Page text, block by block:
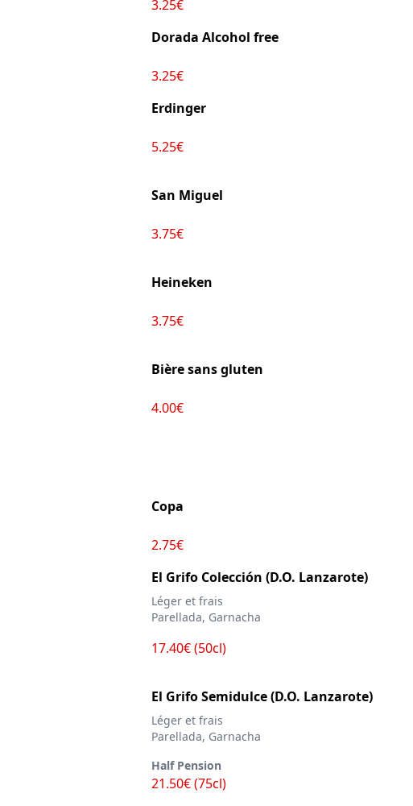
3.25€
Dorada Alcohol free
3.25€
Erdinger
5.25€
San Miguel
3.75€
Heineken
3.75€
Bière sans gluten
4.00€
Copa
2.75€
El Grifo Colección (D.O. Lanzarote)
Léger et frais
Parellada, Garnacha
17.40€ (50cl)
El Grifo Semidulce (D.O. Lanzarote)
Léger et frais
Parellada, Garnacha
Half Pension
21.50€ (75cl)